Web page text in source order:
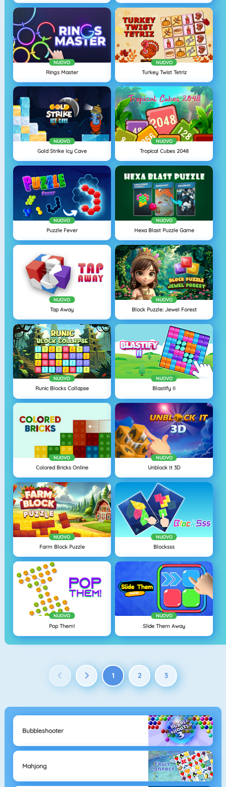
NUOVO
Rings Master
NUOVO
Turkey Twist Tetriz
NUOVO
Gold Strike Icy Cave
NUOVO
Tropical Cubes 2048
NUOVO
Puzzle Fever
NUOVO
Hexa Blast Puzzle Game
NUOVO
Tap Away
NUOVO
Block Puzzle: Jewel Forest
NUOVO
Runic Blocks Collapse
NUOVO
Blastify II
NUOVO
Colored Bricks Online
NUOVO
Unblock It 3D
NUOVO
Farm Block Puzzle
NUOVO
Blocksss
NUOVO
Pop Them!
NUOVO
Slide Them Away
1 2 3
Bubbleshooter
Mahjong